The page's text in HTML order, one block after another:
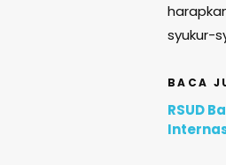
syukur-
BACA
RSUD